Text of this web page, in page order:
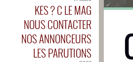
KES ? C LE MAG
NOUS CONTACTER
NOS ANNONCEURS
LES PARUTIONS